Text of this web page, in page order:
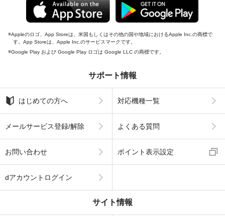
Appleのロゴ、App Storeは、米国もしくはその他の国や地域におけるApple Inc.の商標で
す。App Storeは、Apple Inc.のサービスマークです。
Google Play および Google Play ロゴは Google LLC の商標です。
サポート情報
はじめての方へ 対応機種一覧
メールサービス登録/解除 よくある質問
お問い合わせ ポイント表示設定
dアカウントログイン
サイト情報